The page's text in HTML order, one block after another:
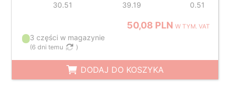
30.51 39.19 0.51
50,08 PLNW TYM. VAT
3 części w magazynie
(6 dni temu )
DODAJ DO KOSZYKA